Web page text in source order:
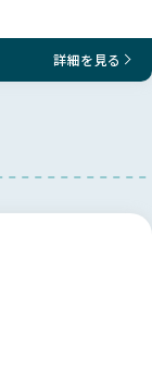
詳細を見る